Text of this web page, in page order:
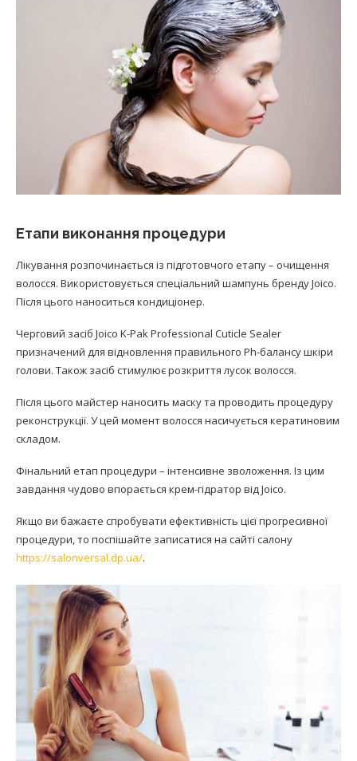
Етапи виконання процедури
Лікування розпочинається із підготовчого етапу – очищення
волосся. Використовується спеціальний шампунь бренду Joico.
Після цього наноситься кондиціонер.
Черговий засіб Joico K-Pak Professional Cuticle Sealer
призначений для відновлення правильного Ph-балансу шкіри
голови. Також засіб стимулює розкриття лусок волосся.
Після цього майстер наносить маску та проводить процедуру
реконструкції. У цей момент волосся насичується кератиновим
складом.
Фінальний етап процедури – інтенсивне зволоження. Із цим
завдання чудово впорається крем-гідратор від Joico.
Якщо ви бажаєте спробувати ефективність цієї прогресивної
процедури, то поспішайте записатися на сайті салону
https://salonversal.dp.ua/.